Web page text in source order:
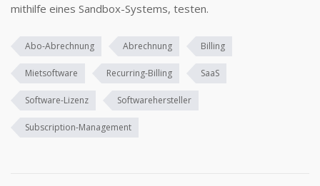
mithilfe eines Sandbox-Systems, testen.
Abo-Abrechnung Abrechnung Billing
Mietsoftware Recurring-Billing SaaS
Software-Lizenz Softwarehersteller
Subscription-Management